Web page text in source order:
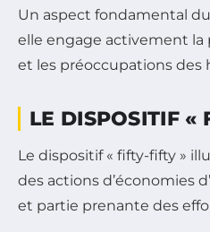
Un aspect fondamental
elle engage activement la
et les préoccupations des
LE DISPOSITIF «
Le dispositif « fifty-fifty »
des actions d’économies
et partie prenante des